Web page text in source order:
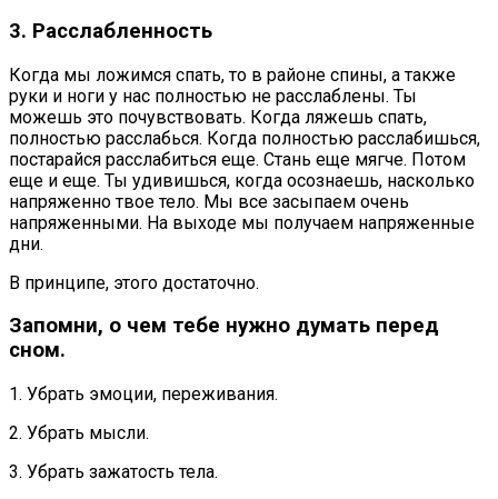
3. Расслабленность
Когда мы ложимся спать, то в районе спины, а также
руки и ноги у нас полностью не расслаблены. Ты
можешь это почувствовать. Когда ляжешь спать,
полностью расслабься. Когда полностью расслабишься,
постарайся расслабиться еще. Стань еще мягче. Потом
еще и еще. Ты удивишься, когда осознаешь, насколько
напряженно твое тело. Мы все засыпаем очень
напряженными. На выходе мы получаем напряженные
дни.
В принципе, этого достаточно.
Запомни, о чем тебе нужно думать перед
сном.
1. Убрать эмоции, переживания.
2. Убрать мысли.
3. Убрать зажатость тела.